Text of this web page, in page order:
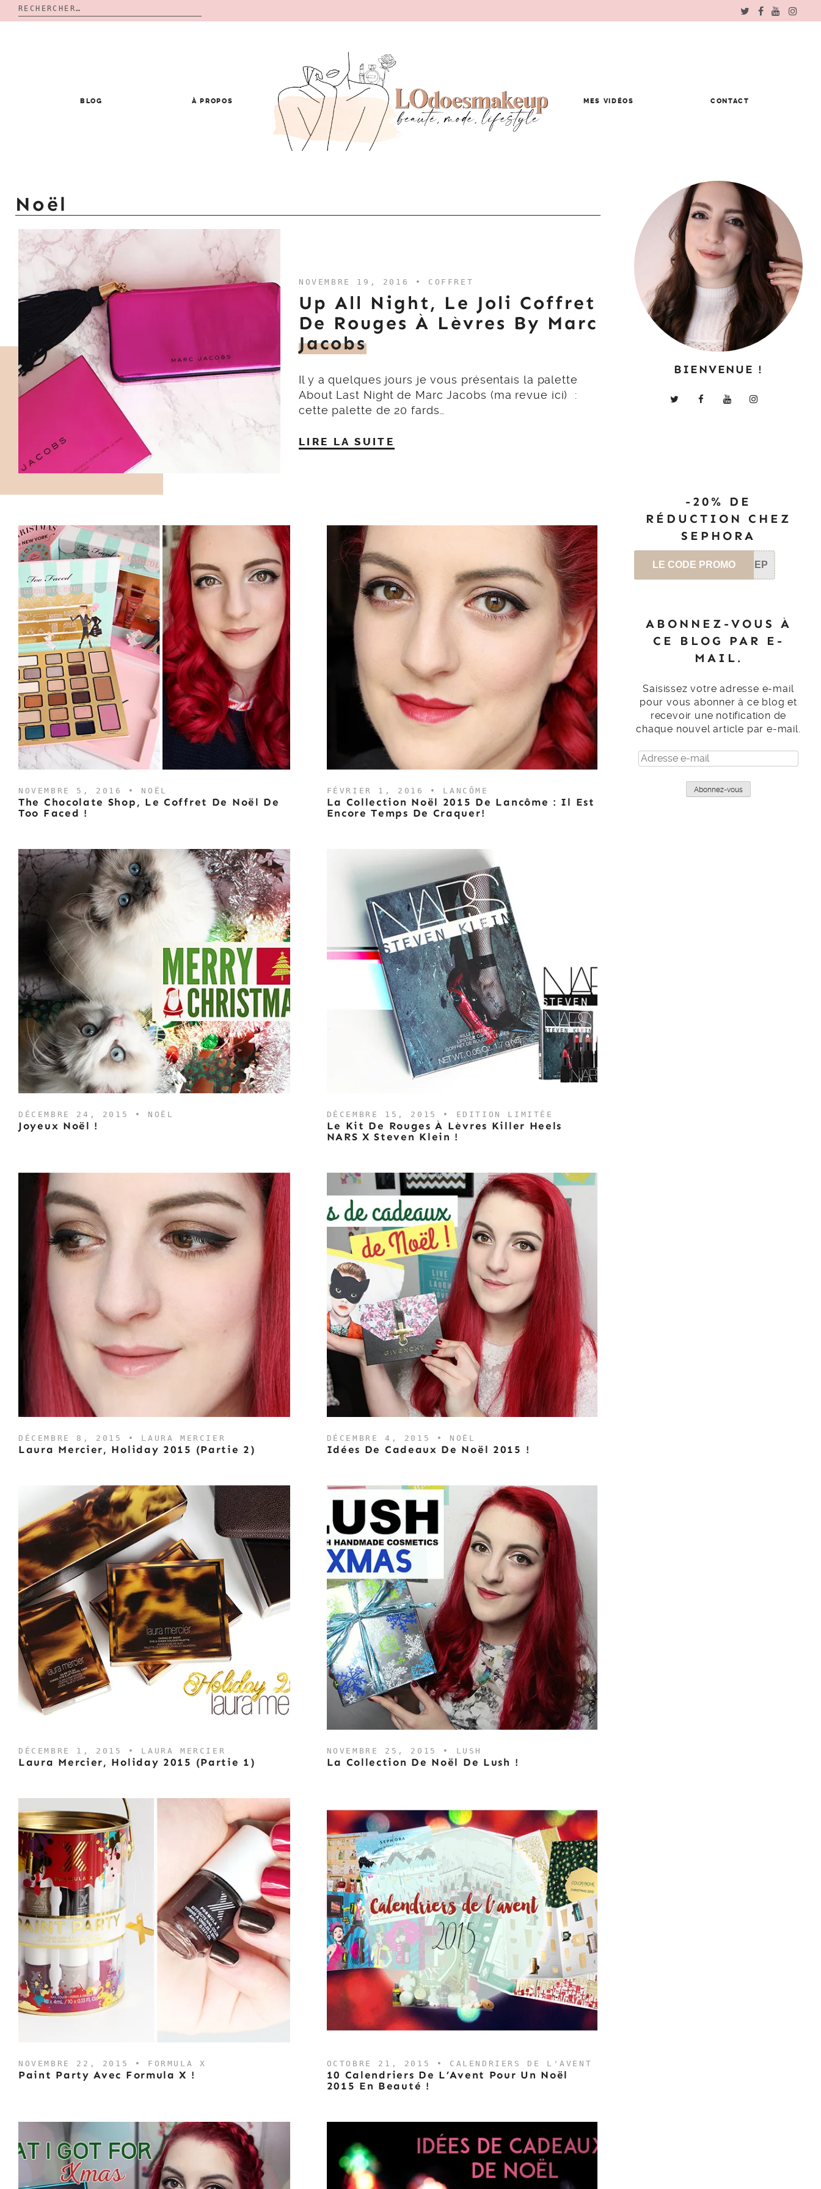
Rechercher :
BLOG À PROPOS MES VIDÉOS CONTACT
Noël
NOVEMBRE 19, 2016 • COFFRET
Up All Night, Le Joli Coffret
De Rouges À Lèvres By Marc
Jacobs
Il y a quelques jours je vous présentais la palette
About Last Night de Marc Jacobs (ma revue ici) :
cette palette de 20 fards…
LIRE LA SUITE
NOVEMBRE 5, 2016 • NOËL
The Chocolate Shop, Le Coffret De Noël De
Too Faced !
FÉVRIER 1, 2016 • LANCÔME
La Collection Noël 2015 De Lancôme : Il Est
Encore Temps De Craquer!
DÉCEMBRE 24, 2015 • NOËL
Joyeux Noël !
DÉCEMBRE 15, 2015 • EDITION LIMITÉE
Le Kit De Rouges À Lèvres Killer Heels
NARS X Steven Klein !
DÉCEMBRE 8, 2015 • LAURA MERCIER
Laura Mercier, Holiday 2015 (Partie 2)
DÉCEMBRE 4, 2015 • NOËL
Idées De Cadeaux De Noël 2015 !
DÉCEMBRE 1, 2015 • LAURA MERCIER
Laura Mercier, Holiday 2015 (Partie 1)
NOVEMBRE 25, 2015 • LUSH
La Collection De Noël De Lush !
NOVEMBRE 22, 2015 • FORMULA X
Paint Party Avec Formula X !
OCTOBRE 21, 2015 • CALENDRIERS DE L'AVENT
10 Calendriers De L’Avent Pour Un Noël
2015 En Beauté !
BIENVENUE !
-20% DE
RÉDUCTION CHEZ
SEPHORA
LE CODE PROMO SEP
ABONNEZ-VOUS À
CE BLOG PAR E-
MAIL.
Saisissez votre adresse e-mail
pour vous abonner à ce blog et
recevoir une notification de
chaque nouvel article par e-mail.
Adresse
e-
Abonnez-vous